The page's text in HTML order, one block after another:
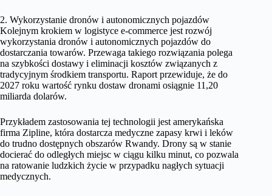
2. Wykorzystanie dronów i autonomicznych pojazdów
Kolejnym krokiem w logistyce e-commerce jest rozwój
wykorzystania dronów i autonomicznych pojazdów do
dostarczania towarów. Przewaga takiego rozwiązania polega
na szybkości dostawy i eliminacji kosztów związanych z
tradycyjnym środkiem transportu. Raport przewiduje, że do
2027 roku wartość rynku dostaw dronami osiągnie 11,20
miliarda dolarów.
Przykładem zastosowania tej technologii jest amerykańska
firma Zipline, która dostarcza medyczne zapasy krwi i leków
do trudno dostępnych obszarów Rwandy. Drony są w stanie
docierać do odległych miejsc w ciągu kilku minut, co pozwala
na ratowanie ludzkich życie w przypadku nagłych sytuacji
medycznych.